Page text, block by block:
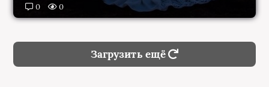
Загрузить ещё